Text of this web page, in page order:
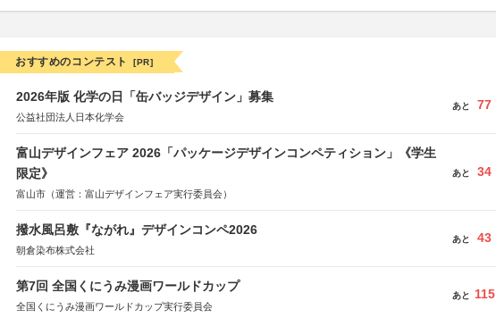
おすすめのコンテスト [PR]
2026年版 化学の日「缶バッジデザイン」募集
公益社団法人日本化学会
あと 77
富山デザインフェア 2026「パッケージデザインコンペティション」《学生
限定》
富山市（運営：富山デザインフェア実行委員会）
あと 34
撥水風呂敷『ながれ』デザインコンペ2026
朝倉染布株式会社
あと 43
第7回 全国くにうみ漫画ワールドカップ
全国くにうみ漫画ワールドカップ実行委員会
あと 115